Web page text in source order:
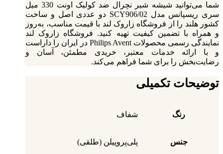
شما می‌توانید شیشه شیر نچرال ضد کولیک اونت 330 میل
سری ریسپانس مدل SCY906/02 دو عددی اصل و ساخت
کشور هلند را از فروشگاه زاروک لند با قیمت مناسب، به‌روز
و همراه با تضمین کیفیت تهیه کنید. فروشگاه زاروک لند
نمایندگی رسمی محصولات Philips Avent در ایران را داراست
و با ارائه خدمات معتبر، خریدی مطمئن، آسان و
رضایت‌بخش را برای شما فراهم می‌کند.
توضیحات تکمیلی
رنگ شفاف
جنس پلی‌پروپیلن (طلقی)